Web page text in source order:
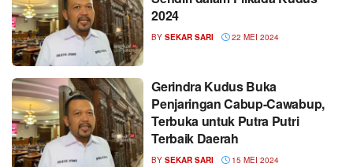
2024
BY SEKAR SARI 22 MEI 2024
Gerindra Kudus Buka
Penjaringan Cabup-Cawabup,
Terbuka untuk Putra Putri
Terbaik Daerah
BY SEKAR SARI 15 MEI 2024